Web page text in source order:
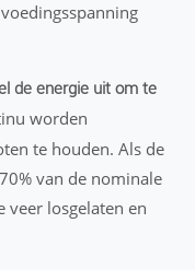
de energie uit om te
worden
te houden. Als de
van de nominale
losgelaten en